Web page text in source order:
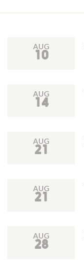
AUG
10
AUG
14
AUG
21
AUG
21
AUG
28